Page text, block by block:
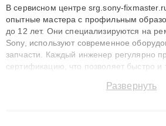
В сервисном центре srg.sony-
опытные мастера с профильным
до 12 лет. Они специализируются на
Sony, используют современное
запчасти. Каждый инженер регулярно
сертификацию, что позволяет быстро и
до 3 лет. Наши мастера решаютРазвернуть